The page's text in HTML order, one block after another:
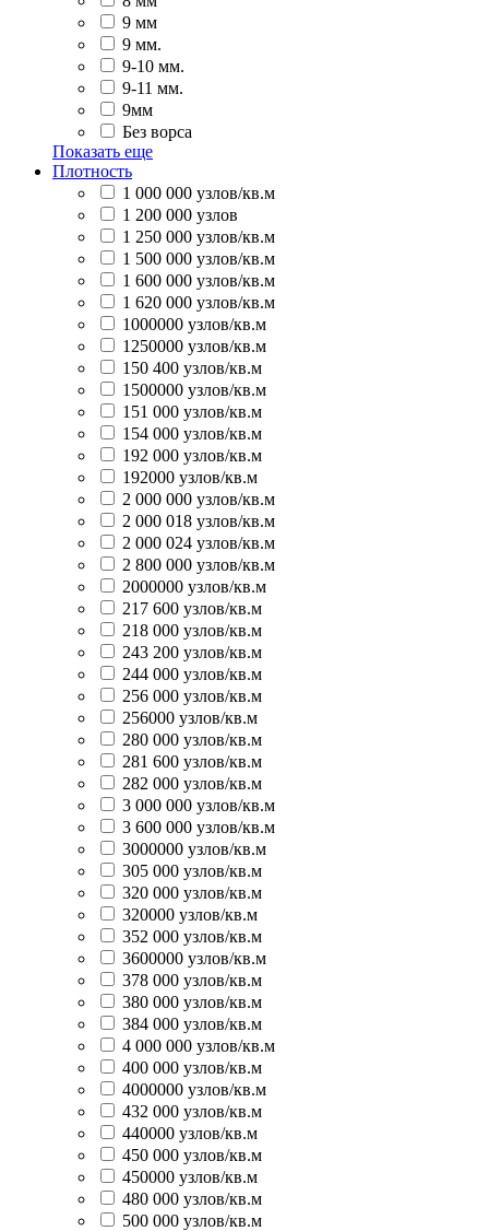
9 мм
9 мм.
9-10 мм.
9-11 мм.
9мм
Без ворса
Показать еще
Плотность
1 000 000 узлов/кв.м
1 200 000 узлов
1 250 000 узлов/кв.м
1 500 000 узлов/кв.м
1 600 000 узлов/кв.м
1 620 000 узлов/кв.м
1000000 узлов/кв.м
1250000 узлов/кв.м
150 400 узлов/кв.м
1500000 узлов/кв.м
151 000 узлов/кв.м
154 000 узлов/кв.м
192 000 узлов/кв.м
192000 узлов/кв.м
2 000 000 узлов/кв.м
2 000 018 узлов/кв.м
2 000 024 узлов/кв.м
2 800 000 узлов/кв.м
2000000 узлов/кв.м
217 600 узлов/кв.м
218 000 узлов/кв.м
243 200 узлов/кв.м
244 000 узлов/кв.м
256 000 узлов/кв.м
256000 узлов/кв.м
280 000 узлов/кв.м
281 600 узлов/кв.м
282 000 узлов/кв.м
3 000 000 узлов/кв.м
3 600 000 узлов/кв.м
3000000 узлов/кв.м
305 000 узлов/кв.м
320 000 узлов/кв.м
320000 узлов/кв.м
352 000 узлов/кв.м
3600000 узлов/кв.м
378 000 узлов/кв.м
380 000 узлов/кв.м
384 000 узлов/кв.м
4 000 000 узлов/кв.м
400 000 узлов/кв.м
4000000 узлов/кв.м
432 000 узлов/кв.м
440000 узлов/кв.м
450 000 узлов/кв.м
450000 узлов/кв.м
480 000 узлов/кв.м
500 000 узлов/кв.м